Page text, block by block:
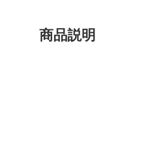
商品説明